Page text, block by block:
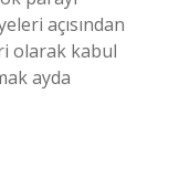
açısından
olarak kabul
ayda